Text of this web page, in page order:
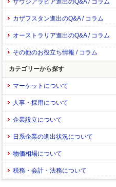
サウジアラビア進出のQ&A / コラム
カザフスタン進出のQ&A / コラム
オーストラリア進出のQ&A / コラム
その他のお役立ち情報 / コラム
カテゴリーから探す
マーケットについて
人事・採用について
企業設立について
日系企業の進出状況について
物価相場について
税務・会計・法務について